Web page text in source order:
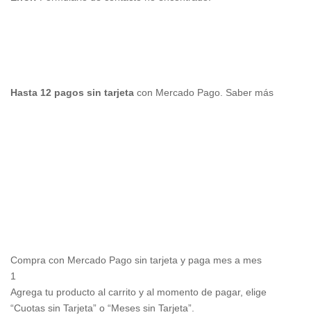
Hasta 12 pagos sin tarjeta con Mercado Pago. Saber más
Compra con Mercado Pago sin tarjeta y paga mes a mes
1
Agrega tu producto al carrito y al momento de pagar, elige
“Cuotas sin Tarjeta” o “Meses sin Tarjeta”.